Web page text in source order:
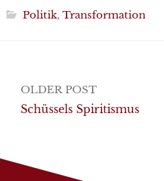
Politik, Transformation
Post
navigation
OLDER POST
Schüssels Spiritismus